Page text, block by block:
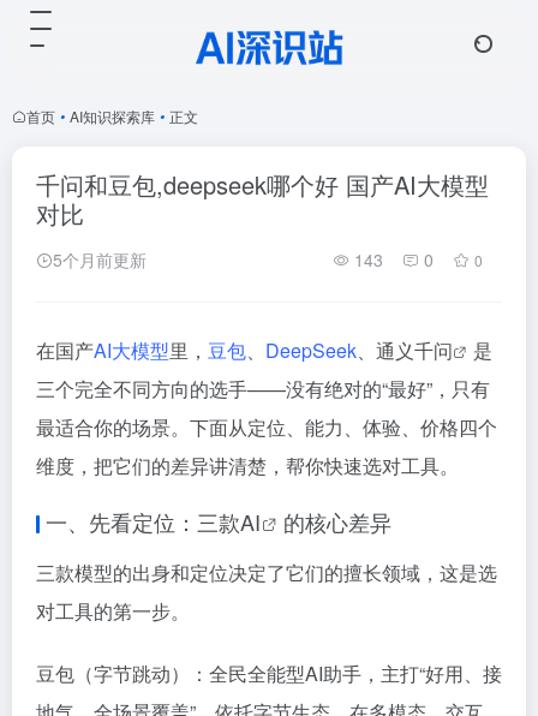
首页 • AI知识探索库 • 正文
千问和豆包,deepseek哪个好 国产AI大模型
对比
5个月前更新 143 0 0
在国产AI大模型里， 豆包、 DeepSeek、通义千问
是
三个完全不同方向的选手——没有绝对的“最好”，只有
最适合你的场景。下面从定位、能力、体验、价格四个
维度，把它们的差异讲清楚，帮你快速选对工具。
一、先看定位：三款AI 的核心差异
三款模型的出身和定位决定了它们的擅长领域，这是选
对工具的第一步。
豆包（字节跳动）：全民全能型AI助手，主打“好用、接